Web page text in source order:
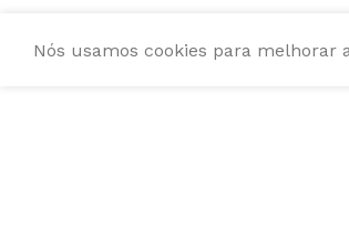
Nós usamos cookies para melhorar